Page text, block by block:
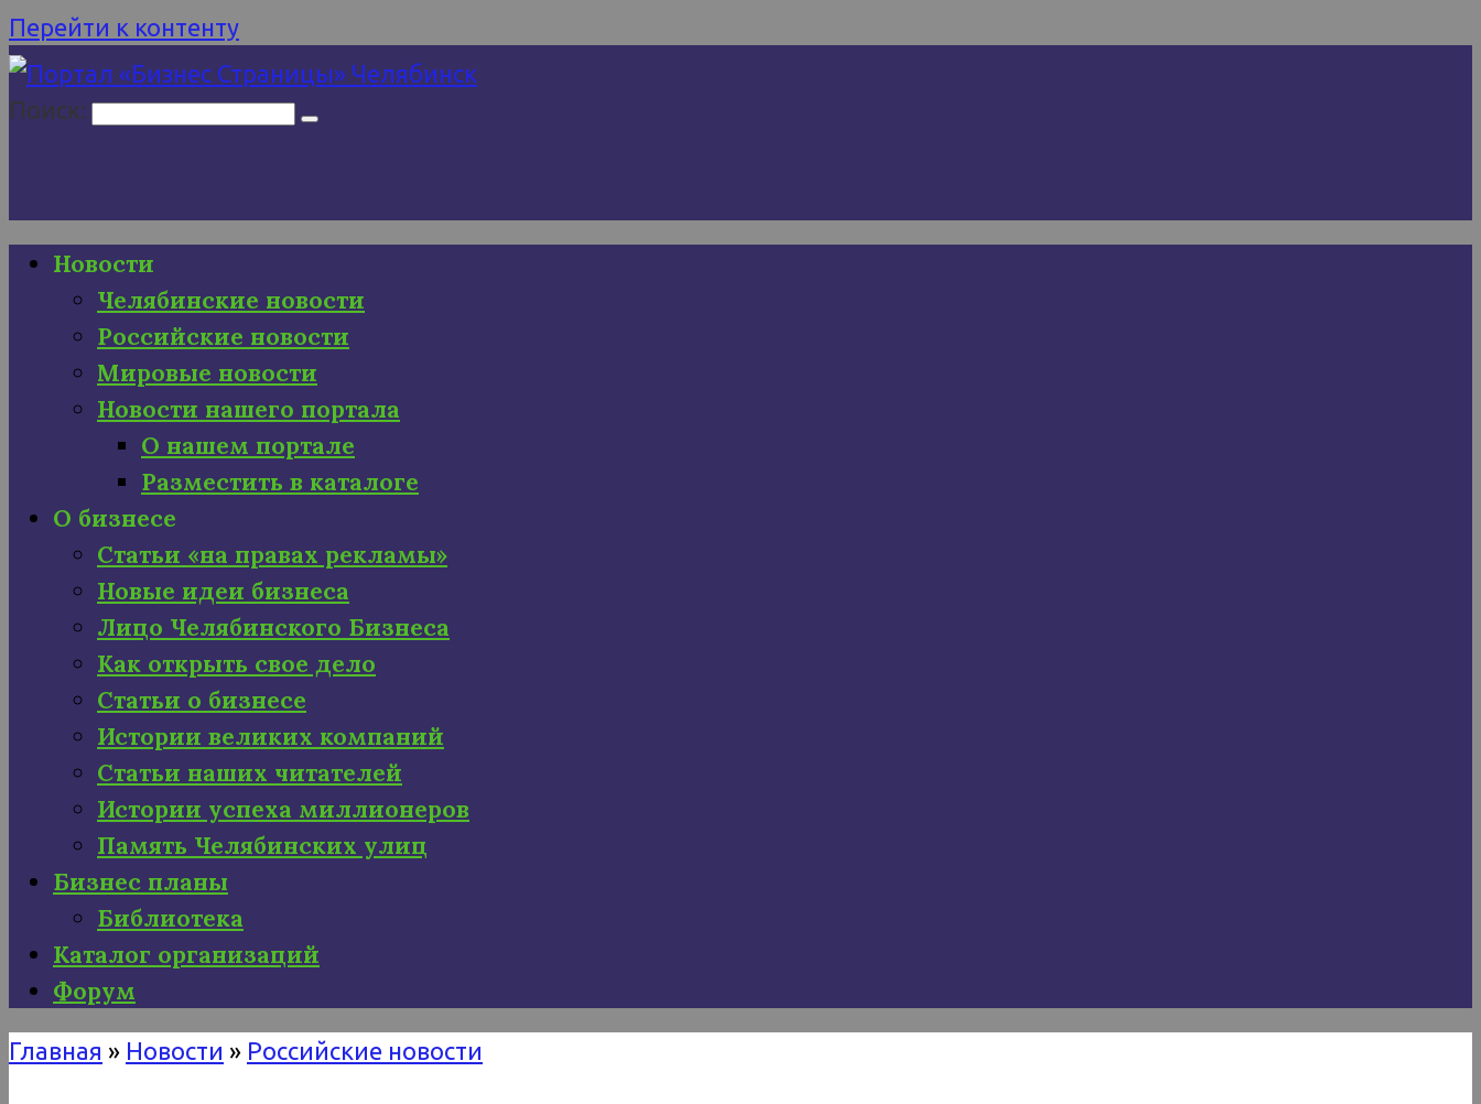
Перейти к контенту
Поиск:
Новости
Челябинские новости
Российские новости
Мировые новости
Новости нашего портала
О нашем портале
Разместить в каталоге
О бизнесе
Статьи «на правах рекламы»
Новые идеи бизнеса
Лицо Челябинского Бизнеса
Как открыть свое дело
Статьи о бизнесе
Истории великих компаний
Статьи наших читателей
Истории успеха миллионеров
Память Челябинских улиц
Бизнес планы
Библиотека
Каталог организаций
Форум
Главная » Новости » Российские новости